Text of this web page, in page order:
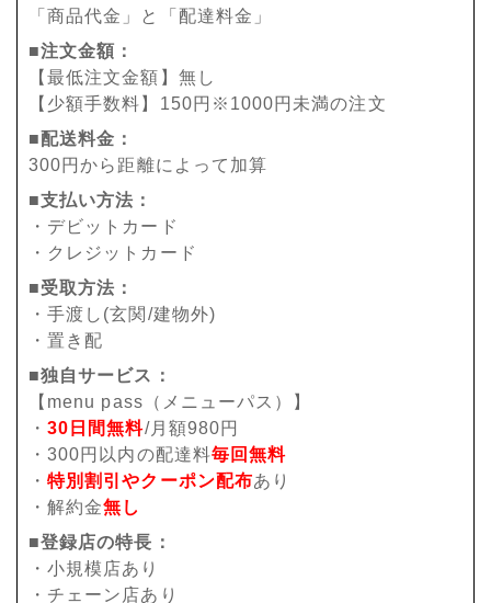
「商品代金」と「配達料金」
■注文金額：
【最低注文金額】無し
【少額手数料】150円※1000円未満の注文
■配送料金：
300円から距離によって加算
■支払い方法：
・デビットカード
・クレジットカード
■受取方法：
・手渡し(玄関/建物外)
・置き配
■独自サービス：
【menu pass（メニューパス）】
・30日間無料/月額980円
・300円以内の配達料毎回無料
・特別割引やクーポン配布あり
・解約金無し
■登録店の特長：
・小規模店あり
・チェーン店あり